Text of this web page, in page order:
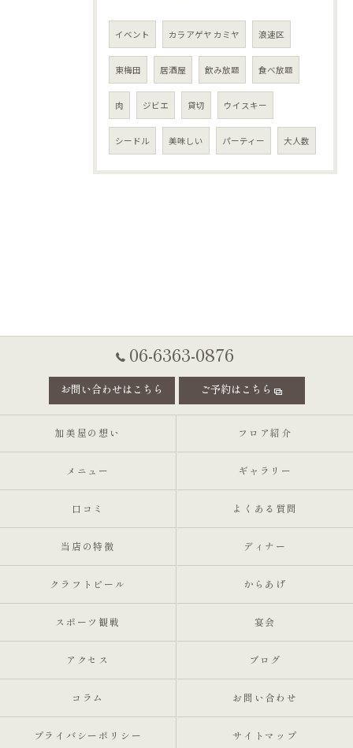
イベント カラアゲヤ カミヤ 浪速区
東梅田 居酒屋 飲み放題 食べ放題
肉 ジビエ 貸切 ウイスキー
シードル 美味しい パーティー 大人数
06-6363-0876
お問い合わせはこちら ご予約はこちら
加美屋の想い フロア紹介
メニュー ギャラリー
口コミ よくある質問
当店の特徴 ディナー
クラフトビール からあげ
スポーツ観戦 宴会
アクセス ブログ
コラム お問い合わせ
プライバシーポリシー サイトマップ